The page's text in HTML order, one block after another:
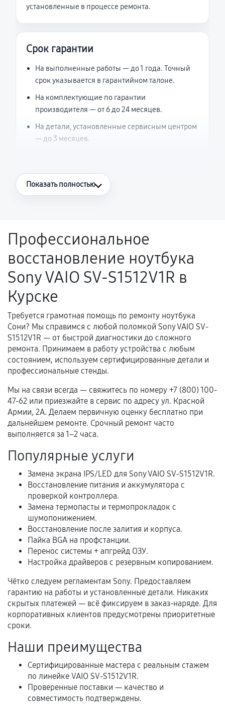
установленные в процессе ремонта.
Срок гарантии
На выполненные работы — до 1 года. Точный
срок указывается в гарантийном талоне.
На комплектующие по гарантии
производителя — от 6 до 24 месяцев.
На детали, установленные сервисным центром
— до 3 месяцев.
Что считается гарантийным случаем
Поломка установленной детали при
нормальной эксплуатации в течение
гарантийного срока.
Несоответствие комплектующей заявленным
техническим характеристикам.
Документы для подтверждения
гарантии
Гарантийный талон.
Акт выполненных работ с датой, перечнем
услуг и сроком гарантии.
Документы на установленные комплектующие
и кассовый чек.
Расширенная гарантия
В некоторых случаях возможно оформление
расширенной гарантии. Стоимость, сроки и
условия продления согласовываются отдельно и
фиксируются в документах.
Когда гарантия не действует
Нарушение правил эксплуатации,
механические повреждения, попадание влаги,
перегрев, коррозия.
Естественный износ деталей, если иное не
предусмотрено отдельно.
Обращение после окончания гарантийного
срока.
Показать полностью
Профессиональное
восстановление ноутбука
Sony VAIO SV-S1512V1R в
Курске
Требуется грамотная помощь по ремонту ноутбука
Сони? Мы справимся с любой поломкой Sony VAIO SV-
S1512V1R — от быстрой диагностики до сложного
ремонта. Принимаем в работу устройства с любым
состоянием, используем сертифицированные детали и
профессиональные стенды.
Мы на связи всегда — свяжитесь по номеру +7 (800) 100-
47-62 или приезжайте в сервис по адресу ул. Красной
Армии, 2А. Делаем первичную оценку бесплатно при
дальнейшем ремонте. Срочный ремонт часто
выполняется за 1–2 часа.
Популярные услуги
Замена экрана IPS/LED для Sony VAIO SV-S1512V1R.
Восстановление питания и аккумулятора с
проверкой контроллера.
Замена термопасты и термопрокладок с
шумопонижением.
Восстановление после залития и корпуса.
Пайка BGA на профстанции.
Перенос системы + апгрейд ОЗУ.
Настройка драйверов с резервным копированием.
Чётко следуем регламентам Sony. Предоставляем
гарантию на работы и установленные детали. Никаких
скрытых платежей — всё фиксируем в заказ-наряде. Для
корпоративных клиентов предусмотрены приоритетные
сроки.
Наши преимущества
Сертифицированные мастера с реальным стажем
по линейке VAIO SV-S1512V1R.
Проверенные поставки — качество и
совместимость подтверждены.